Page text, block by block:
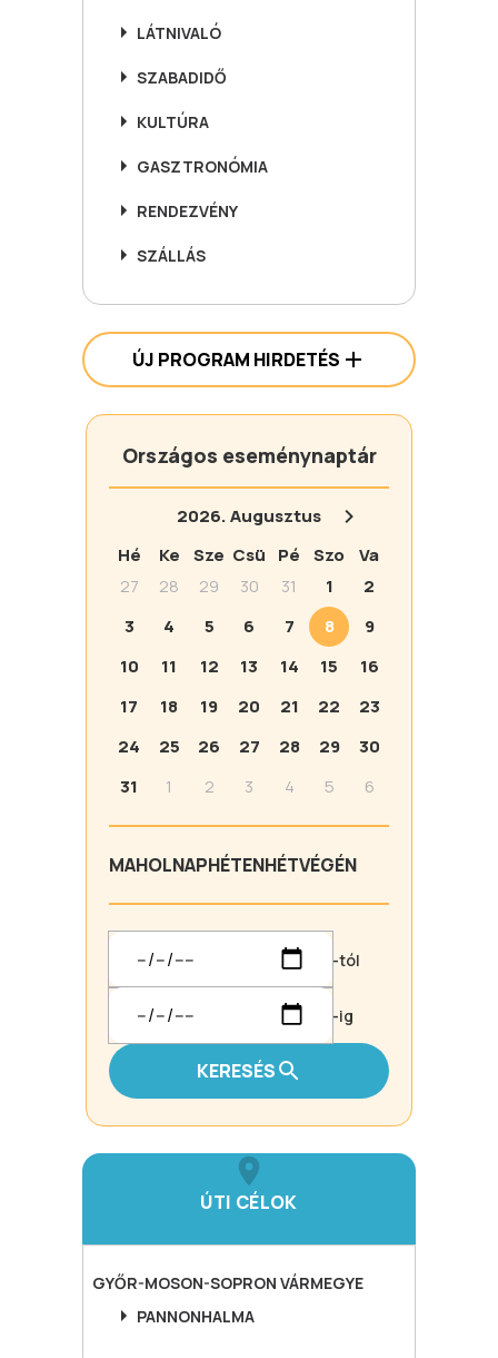
LÁTNIVALÓ
SZABADIDŐ
KULTÚRA
GASZTRONÓMIA
RENDEZVÉNY
SZÁLLÁS
ÚJ PROGRAM HIRDETÉS
Országos eseménynaptár
2026.Augusztus
Hé
Ke Sze Csü Pé Szo
Va
27
28 29 30 31 1
2
3
4 5 6 7 8
9
10
11 12 13 14 15
16
17
18 19 20 21 22
23
24
25 26 27 28 29
30
31
1 2 3 4 5 6
MAHOLNAPHÉTENHÉTVÉGÉN
-tól
-ig
KERESÉS
ÚTI CÉLOK
GYŐR-MOSON-SOPRON VÁRMEGYE
PANNONHALMA